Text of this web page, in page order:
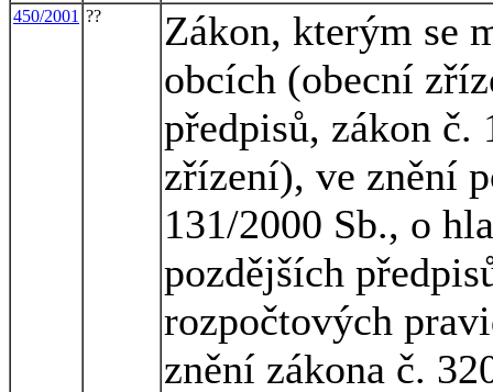
450/2001 ??
Zákon, kterým se
obcích (obecní
předpisů, zákon č.
zřízení), ve znění
131/2000 Sb., o
pozdějších
rozpočtových
znění zákona č.